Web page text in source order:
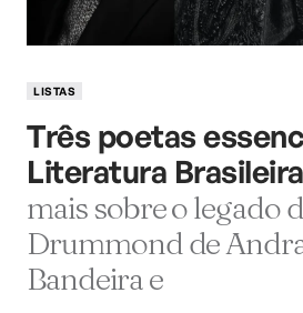
LISTAS
Três poetas
Literatura Brasileira
mais sobre o legado
Drummond de
Bandeira e